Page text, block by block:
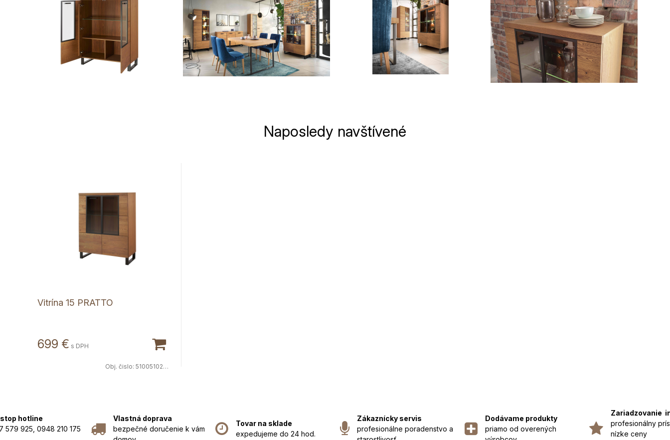
Naposledy navštívené
Vitrína 15 PRATTO
699 € s DPH
Obj. čislo:5100510280
hotline
579 925, 0948 210 175
Vlastná doprava
bezpečné doručenie k vám
Tovar na sklade
expedujeme do 24 hod.
Zákaznícky servis
profesionálne poradenstvo a
Dodávame produkty
priamo od overených
Zariadzovanie
profesionálny
nízke ceny